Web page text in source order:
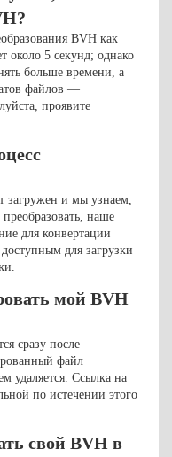
BVH как
около 5 секунд; однако
больше времени, а
файлов —
проявите
загружен и мы узнаем,
наше
для конвертации
для загрузки
мой BVH
сразу после
файл
удаляется. Ссылка на
по истечении этого
свой BVH в